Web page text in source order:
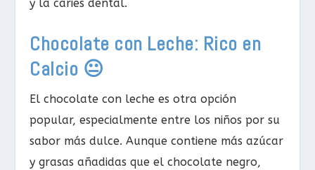
y la caries dental.
Chocolate con Leche: Rico en
Calcio 😐
El chocolate con leche es otra opción
popular, especialmente entre los niños por su
sabor más dulce. Aunque contiene más azúcar
y grasas añadidas que el chocolate negro,